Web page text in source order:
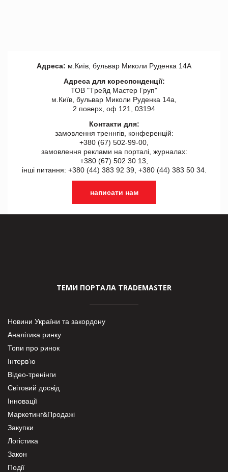
Адреса: м.Київ, бульвар Миколи Руденка 14А
Адреса для кореспонденції:
ТОВ "Tрейд Мастер Груп"
м.Київ, бульвар Миколи Руденка 14а,
2 поверх, оф 121, 03194
Контакти для:
замовлення треннгів, конференцій:
+380 (67) 502-99-00,
замовлення реклами на порталі, журналах:
+380 (67) 502 30 13,
інші питання: +380 (44) 383 92 39, +380 (44) 383 50 34.
написати нам
ТЕМИ ПОРТАЛА TRADEMASTER
Новини України та закордону
Аналітика ринку
Топи про ринок
Інтерв’ю
Відео-тренінги
Світовий досвід
Інновації
Маркетинг&Продажі
Закупки
Логістика
Закон
Події